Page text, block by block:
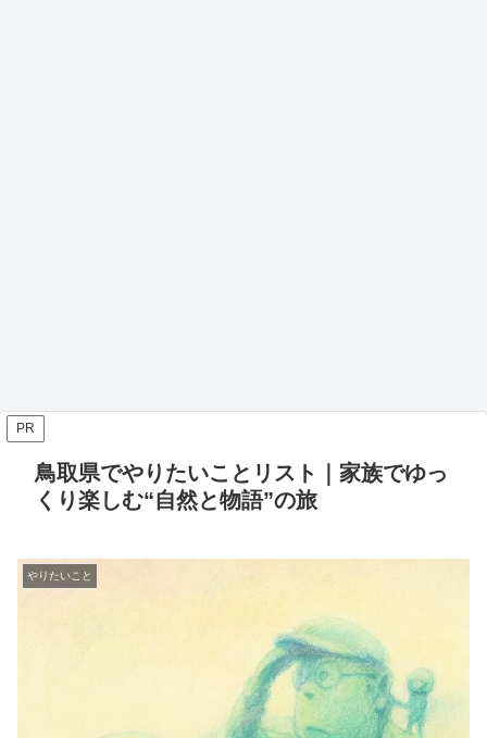
PR
鳥取県でやりたいことリスト｜家族でゆっ
くり楽しむ“自然と物語”の旅
やりたいこと